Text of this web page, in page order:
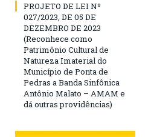
PROJETO DE LEI Nº
027/2023, DE 05 DE
DEZEMBRO DE 2023
(Reconhece como
Patrimônio Cultural de
Natureza Imaterial do
Município de Ponta de
Pedras a Banda Sinfônica
Antônio Malato – AMAM e
dá outras providências)